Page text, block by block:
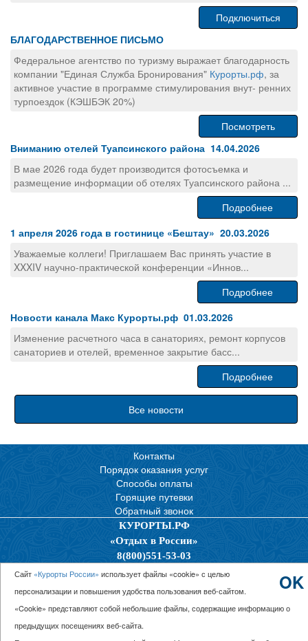
Подключиться
БЛАГОДАРСТВЕННОЕ ПИСЬМО
Федеральное агентство по туризму выражает благодарность
компании "Единая Служба Бронирования" Курорты.рф, за
активное участие в программе стимулирования внут- ренних
турпоездок (КЭШБЭК 20%)
Посмотреть
Вниманию отелей Туапсинского района 14.04.2026
В мае 2026 года будет производится фотосъемка и
размещение информации об отелях Туапсинского района ...
Подробнее
1 апреля 2026 года в гостинице «Бештау» 20.03.2026
Уважаемые коллеги! Приглашаем Вас принять участие в
XXXIV научно-практической конференции «Иннов...
Подробнее
Новости канала Макс Курорты.рф 01.03.2026
Изменение расчетного часа в санаториях, ремонт корпусов
санаториев и отелей, временное закрытие басс...
Подробнее
Все новости
Контакты
Порядок оказания услуг
Способы оплаты
Горящие путевки
Обратный звонок
КУРОРТЫ.РФ
«Отдых в России»
8(800)551-53-03
Политика конфиденциальности
© 2026 ООО “Единая Служба Бронирования”
OK
Сайт «Курорты России» использует файлы «cookie» с целью
персонализации и повышения удобства пользования веб-сайтом.
«Cookie» представляют собой небольшие файлы, содержащие информацию о
предыдущих посещениях веб-сайта.